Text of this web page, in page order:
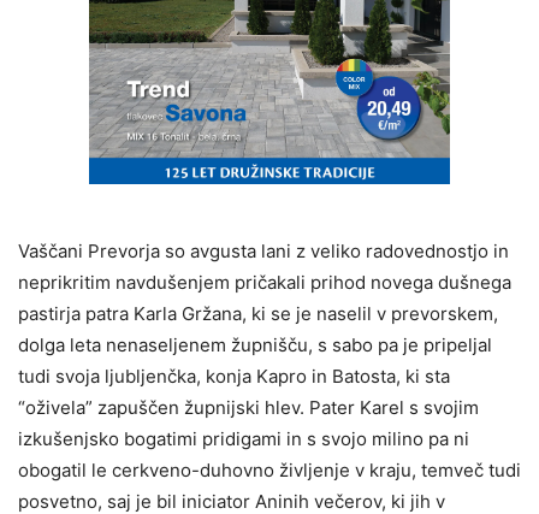
Vaščani Prevorja so avgusta lani z veliko radovednostjo in
neprikritim navdušenjem pričakali prihod novega dušnega
pastirja patra Karla Gržana, ki se je naselil v prevorskem,
dolga leta nenaseljenem župnišču, s sabo pa je pripeljal
tudi svoja ljubljenčka, konja Kapro in Batosta, ki sta
“oživela” zapuščen župnijski hlev. Pater Karel s svojim
izkušenjsko bogatimi pridigami in s svojo milino pa ni
obogatil le cerkveno-duhovno življenje v kraju, temveč tudi
posvetno, saj je bil iniciator Aninih večerov, ki jih v